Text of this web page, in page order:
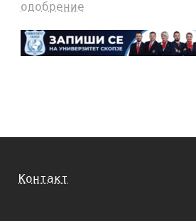
одобрение
Контакт